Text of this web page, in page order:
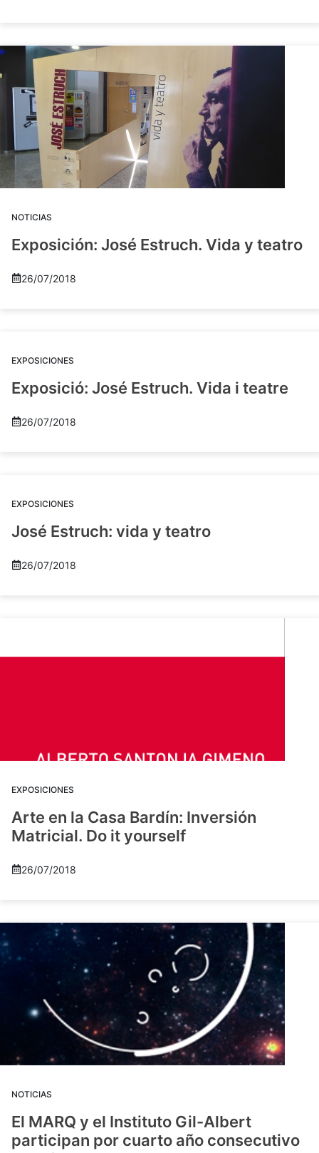
NOTICIAS
Exposición: José Estruch. Vida y teatro
26/07/2018
EXPOSICIONES
Exposició: José Estruch. Vida i teatre
26/07/2018
EXPOSICIONES
José Estruch: vida y teatro
26/07/2018
EXPOSICIONES
Arte en la Casa Bardín: Inversión
Matricial. Do it yourself
26/07/2018
NOTICIAS
El MARQ y el Instituto Gil-Albert
participan por cuarto año consecutivo